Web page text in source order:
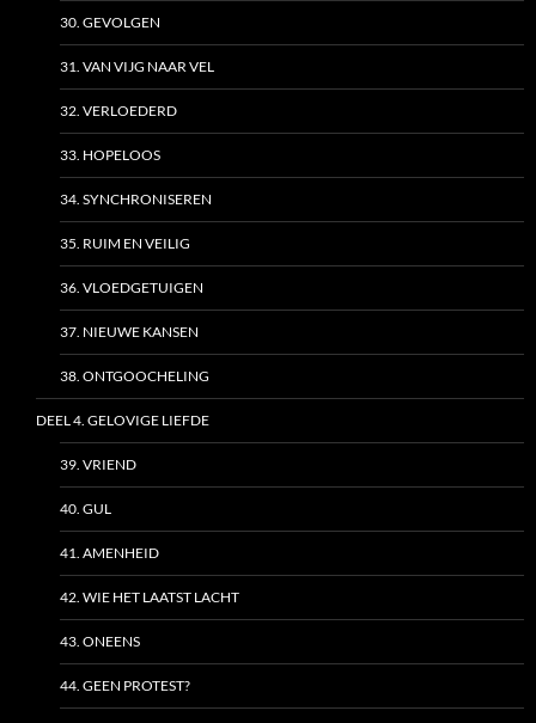
30. GEVOLGEN
31. VAN VIJG NAAR VEL
32. VERLOEDERD
33. HOPELOOS
34. SYNCHRONISEREN
35. RUIM EN VEILIG
36. VLOEDGETUIGEN
37. NIEUWE KANSEN
38. ONTGOOCHELING
DEEL 4. GELOVIGE LIEFDE
39. VRIEND
40. GUL
41. AMENHEID
42. WIE HET LAATST LACHT
43. ONEENS
44. GEEN PROTEST?